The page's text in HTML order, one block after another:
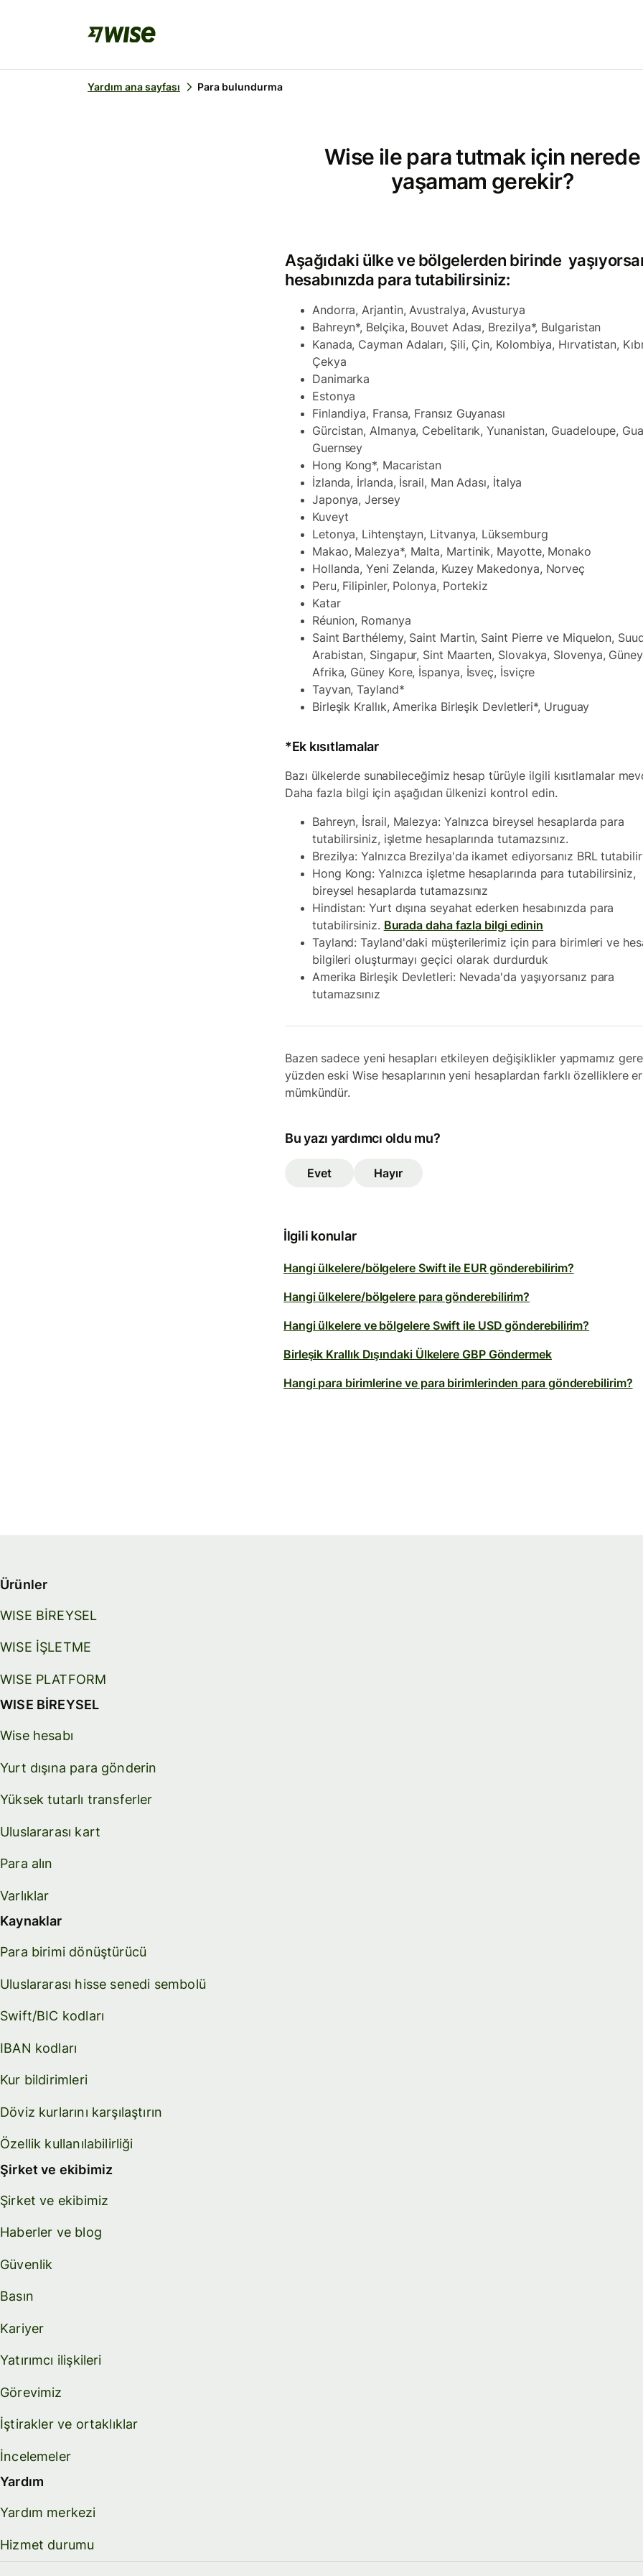
Yardım ana sayfası Para bulundurma
Wise ile para tutmak için nerede
yaşamam gerekir?
Aşağıdaki ülke ve bölgelerden birinde
hesabınızda para tutabilirsiniz:
Andorra, Arjantin, Avustralya, Avusturya
Bahreyn*, Belçika, Bouvet Adası, Brezilya*, Bulgaristan
Kanada, Cayman Adaları, Şili, Çin, Kolombiya, Hırvatistan,
Çekya
Danimarka
Estonya
Finlandiya, Fransa, Fransız Guyanası
Gürcistan, Almanya, Cebelitarık, Yunanistan, Guadeloupe,
Guernsey
Hong Kong*, Macaristan
İzlanda, İrlanda, İsrail, Man Adası, İtalya
Japonya, Jersey
Kuveyt
Letonya, Lihtenştayn, Litvanya, Lüksemburg
Makao, Malezya*, Malta, Martinik, Mayotte, Monako
Hollanda, Yeni Zelanda, Kuzey Makedonya, Norveç
Peru, Filipinler, Polonya, Portekiz
Katar
Réunion, Romanya
Saint Barthélemy, Saint Martin, Saint Pierre ve Miquelon,
Arabistan, Singapur, Sint Maarten, Slovakya, Slovenya, Güney
Afrika, Güney Kore, İspanya, İsveç, İsviçre
Tayvan, Tayland*
Birleşik Krallık, Amerika Birleşik Devletleri*, Uruguay
*Ek kısıtlamalar
Bazı ülkelerde sunabileceğimiz hesap türüyle ilgili kısıtlamalar
Daha fazla bilgi için aşağıdan ülkenizi kontrol edin.
Bahreyn, İsrail, Malezya: Yalnızca bireysel hesaplarda para
tutabilirsiniz, işletme hesaplarında tutamazsınız.
Brezilya: Yalnızca Brezilya'da ikamet ediyorsanız BRL
Hong Kong: Yalnızca işletme hesaplarında para tutabilirsiniz,
bireysel hesaplarda tutamazsınız
Hindistan: Yurt dışına seyahat ederken hesabınızda para
tutabilirsiniz. Burada daha fazla bilgi edinin
Tayland: Tayland'daki müşterilerimiz için para birimleri ve
bilgileri oluşturmayı geçici olarak durdurduk
Amerika Birleşik Devletleri: Nevada'da yaşıyorsanız para
tutamazsınız
Bazen sadece yeni hesapları etkileyen değişiklikler yapmamız
yüzden eski Wise hesaplarının yeni hesaplardan farklı özelliklere
mümkündür.
Bu yazı yardımcı oldu mu?
Evet Hayır
İlgili konular
Hangi ülkelere/bölgelere Swift ile EUR gönderebilirim?
Hangi ülkelere/bölgelere para gönderebilirim?
Hangi ülkelere ve bölgelere Swift ile USD gönderebilirim?
Birleşik Krallık Dışındaki Ülkelere GBP Göndermek
Hangi para birimlerine ve para birimlerinden para gönderebilirim?
Ürünler
WISE BİREYSEL
WISE İŞLETME
WISE PLATFORM
WISE BİREYSEL
Wise hesabı
Yurt dışına para gönderin
Yüksek tutarlı transferler
Uluslararası kart
Para alın
Varlıklar
Kaynaklar
Para birimi dönüştürücü
Uluslararası hisse senedi sembolü
Swift/BIC kodları
IBAN kodları
Kur bildirimleri
Döviz kurlarını karşılaştırın
Özellik kullanılabilirliği
Şirket ve ekibimiz
Şirket ve ekibimiz
Haberler ve blog
Güvenlik
Basın
Kariyer
Yatırımcı ilişkileri
Görevimiz
İştirakler ve ortaklıklar
İncelemeler
Yardım
Yardım merkezi
Hizmet durumu